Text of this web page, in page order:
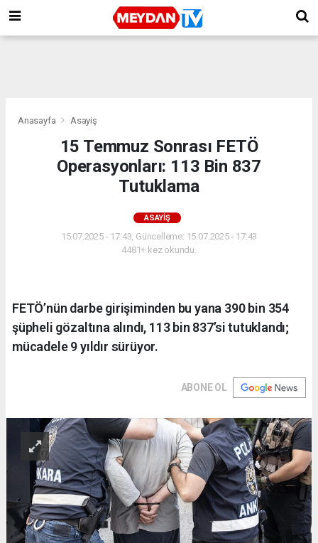
Anasayfa Asayiş
15 Temmuz Sonrası FETÖ
Operasyonları: 113 Bin 837
Tutuklama
ASAYIŞ
15.07.2025 - 17:43, Güncelleme: 15.07.2025 - 17:43
4481+ kez okundu.
FETÖ’nün darbe girişiminden bu yana 390 bin 354
şüpheli gözaltına alındı, 113 bin 837’si tutuklandı;
mücadele 9 yıldır sürüyor.
ABONE OL